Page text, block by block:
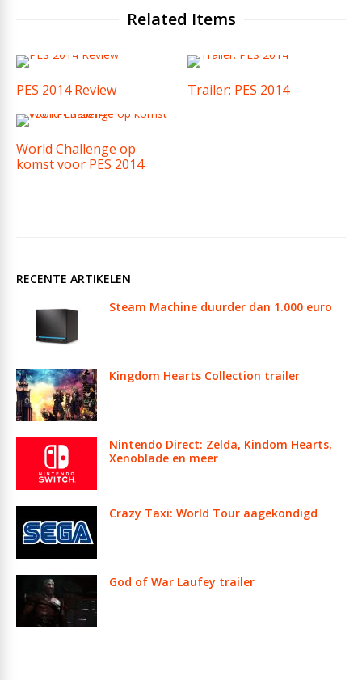
Related Items
PES 2014 Review Trailer: PES 2014
World Challenge op
komst voor PES 2014
RECENTE ARTIKELEN
Steam Machine duurder dan 1.000 euro
Kingdom Hearts Collection trailer
Nintendo Direct: Zelda, Kindom Hearts,
Xenoblade en meer
Crazy Taxi: World Tour aagekondigd
God of War Laufey trailer